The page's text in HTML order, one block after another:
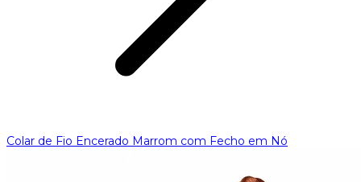
Colar de Fio Encerado Marrom com Fecho em Nó